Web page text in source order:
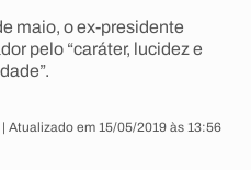
maio, o ex-presidente
pelo “caráter, lucidez e
Atualizado em 15/05/2019 às 13:56